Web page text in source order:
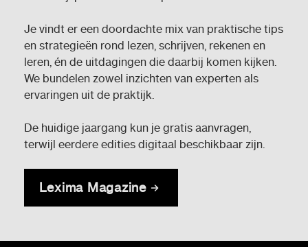
Je vindt er een doordachte mix van praktische tips
en strategieën rond lezen, schrijven, rekenen en
leren, én de uitdagingen die daarbij komen kijken.
We bundelen zowel inzichten van experten als
ervaringen uit de praktijk.
De huidige jaargang kun je gratis aanvragen,
terwijl eerdere edities digitaal beschikbaar zijn.
Lexima Magazine